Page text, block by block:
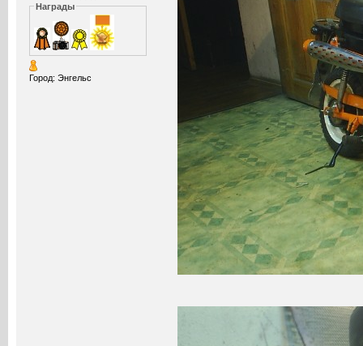
Награды
Город: Энгельс